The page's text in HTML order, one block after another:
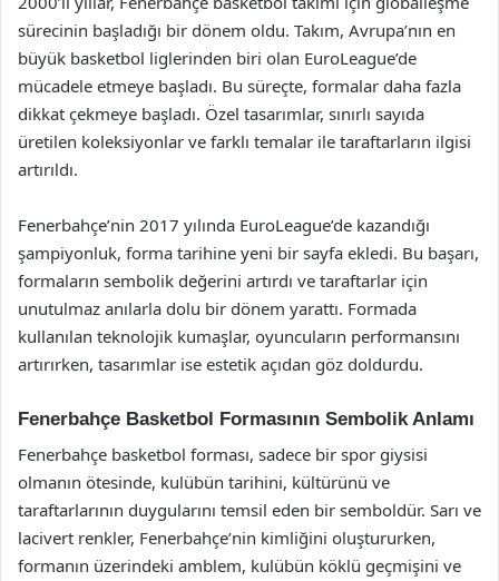
sürecinin başladığı bir dönem oldu. Takım, Avrupa’nın en
büyük basketbol liglerinden biri olan EuroLeague’de
mücadele etmeye başladı. Bu süreçte, formalar daha fazla
dikkat çekmeye başladı. Özel tasarımlar, sınırlı sayıda
üretilen koleksiyonlar ve farklı temalar ile taraftarların ilgisi
artırıldı.
Fenerbahçe’nin 2017 yılında EuroLeague’de kazandığı
şampiyonluk, forma tarihine yeni bir sayfa ekledi. Bu başarı,
formaların sembolik değerini artırdı ve taraftarlar için
unutulmaz anılarla dolu bir dönem yarattı. Formada
kullanılan teknolojik kumaşlar, oyuncuların performansını
artırırken, tasarımlar ise estetik açıdan göz doldurdu.
Fenerbahçe Basketbol Formasının Sembolik Anlamı
Fenerbahçe basketbol forması, sadece bir spor giysisi
olmanın ötesinde, kulübün tarihini, kültürünü ve
taraftarlarının duygularını temsil eden bir semboldür. Sarı ve
lacivert renkler, Fenerbahçe’nin kimliğini oluştururken,
formanın üzerindeki amblem, kulübün köklü geçmişini ve